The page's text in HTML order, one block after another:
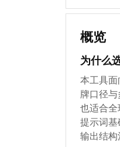
概览
为什么
本工具
牌口径与
也适合
提示词基
输出结